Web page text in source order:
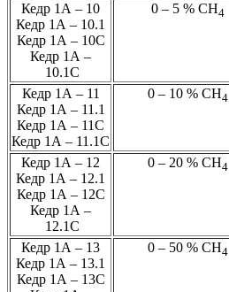
Кедр 1А – 10
Кедр 1А – 10.1
Кедр 1А – 10С
Кедр 1А –
10.1С
0 – 5 % СН4
Кедр 1А – 11
Кедр 1А – 11.1
Кедр 1А – 11С
Кедр 1А – 11.1С
0 – 10 % СН4
Кедр 1А – 12
Кедр 1А – 12.1
Кедр 1А – 12С
Кедр 1А –
12.1С
0 – 20 % СН4
Кедр 1А – 13
Кедр 1А – 13.1
Кедр 1А – 13С
0 – 50 % СН4